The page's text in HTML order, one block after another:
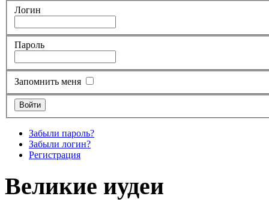
Логин
Пароль
Запомнить меня
Забыли пароль?
Забыли логин?
Регистрация
Великие иудеи